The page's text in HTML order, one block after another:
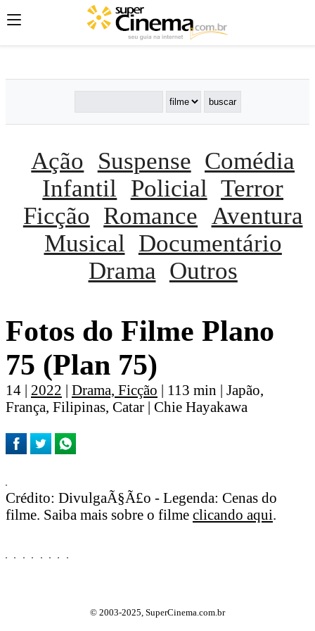
';';
Ação Suspense Comédia
Infantil
Policial Terror
Ficção Romance Aventura
Musical
Documentário
Drama Outros
Fotos do Filme Plano
75 (Plan 75)
14 | 2022 | Drama, Ficção | 113 min | Japão,
França, Filipinas, Catar | Chie Hayakawa
Crédito: DivulgaÃ§Ã£o - Legenda: Cenas do
filme. Saiba mais sobre o filme clicando aqui.
© 2003-2025, SuperCinema.com.br